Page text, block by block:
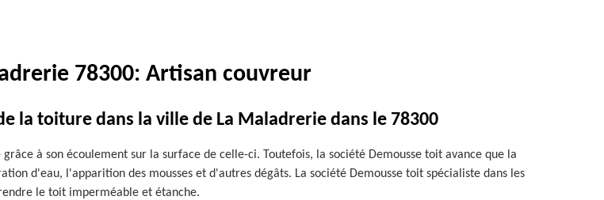
78300: Artisan couvreur
la toiture dans la ville de La Maladrerie dans le 78300
à son écoulement sur la surface de celle-ci. Toutefois, la société Demousse toit avance que la
d'eau, l'apparition des mousses et d'autres dégâts. La société Demousse toit spécialiste dans les
le toit imperméable et étanche.